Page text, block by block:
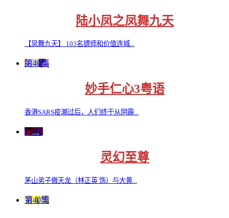
陆小凤之凤舞九天
【凤舞九天】 103名镖师和价值连城...
第40集
妙手仁心3粤语
香港SARS疫潮过后，人们终于从阴霾...
1.0分
灵幻至尊
茅山弟子傲天龙（林正英 饰）与大黄...
第40集